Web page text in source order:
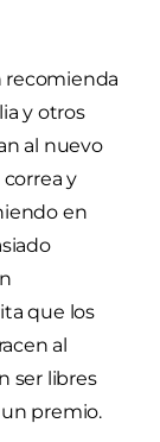
recomienda
y otros
al nuevo
y
en
que los
al
ser libres
premio.